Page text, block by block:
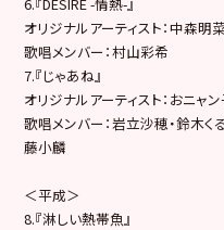
オリジナルアーティスト：中森明
歌唱メンバー：村山彩希
7.『じゃあね』
オリジナルアーティスト：おニャ
歌唱メンバー：岩立沙穂・鈴木く
藤小麟
＜平成＞
8.『淋しい熱帯魚』